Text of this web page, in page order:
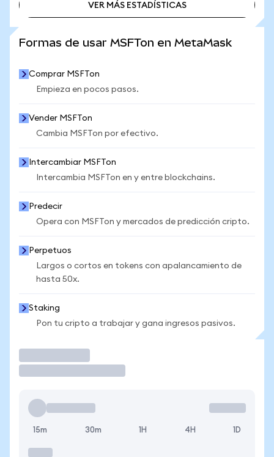
VER MÁS ESTADÍSTICAS
Formas de usar MSFTon en MetaMask
Comprar MSFTon
Empieza en pocos pasos.
Vender MSFTon
Cambia MSFTon por efectivo.
Intercambiar MSFTon
Intercambia MSFTon en y entre blockchains.
Predecir
Opera con MSFTon y mercados de predicción cripto.
Perpetuos
Largos o cortos en tokens con apalancamiento de
hasta 50x.
Staking
Pon tu cripto a trabajar y gana ingresos pasivos.
15m 30m 1H 4H 1D